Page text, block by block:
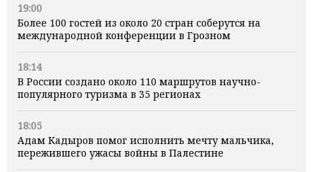
19:00
Более 100 гостей из около 20 стран соберутся на
международной конференции в Грозном
18:14
В России создано около 110 маршрутов научно-
популярного туризма в 35 регионах
18:05
Адам Кадыров помог исполнить мечту мальчика,
пережившего ужасы войны в Палестине